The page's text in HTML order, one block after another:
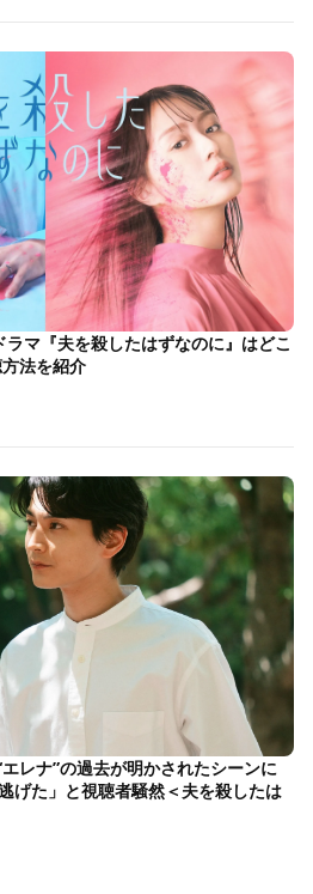
マ『夫を殺したはずなのに』はどこ
法を紹介
レナ”の過去が明かされたシーンに
げた」と視聴者騒然＜夫を殺したは